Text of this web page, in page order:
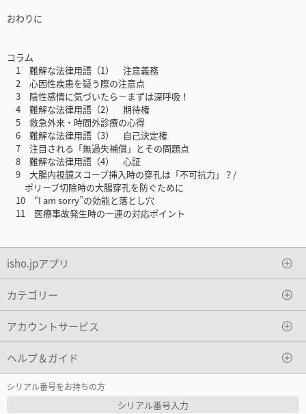
おわりに
コラム
1 難解な法律用語（1） 注意義務
2 心因性疾患を疑う際の注意点
3 陰性感情に気づいたら－まずは深呼吸！
4 難解な法律用語（2） 期待権
5 救急外来・時間外診療の心得
6 難解な法律用語（3） 自己決定権
7 注目される「無過失補償」とその問題点
8 難解な法律用語（4） 心証
9 大腸内視鏡スコープ挿入時の穿孔は「不可抗力」？/
ポリープ切除時の大腸穿孔を防ぐために
10 “I am sorry”の効能と落とし穴
11 医療事故発生時の一連の対応ポイント
isho.jpアプリ
カテゴリー
アカウントサービス
ヘルプ＆ガイド
シリアル番号をお持ちの方
シリアル番号入力